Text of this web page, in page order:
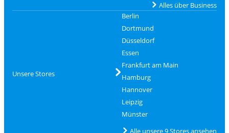
Alles über Business
Unsere Stores
Berlin
Dortmund
Düsseldorf
Essen
Frankfurt am Main
Hamburg
Hannover
Leipzig
Münster
Alle unsere 9 Stores ansehen